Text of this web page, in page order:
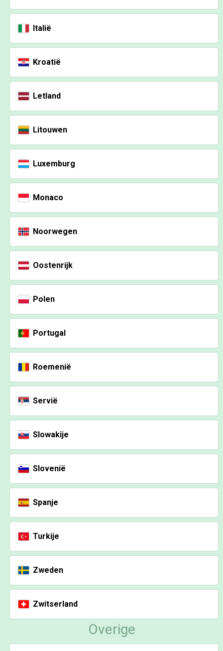
Italië
Kroatië
Letland
Litouwen
Luxemburg
Monaco
Noorwegen
Oostenrijk
Polen
Portugal
Roemenië
Servië
Slowakije
Slovenië
Spanje
Turkije
Zweden
Zwitserland
Overige